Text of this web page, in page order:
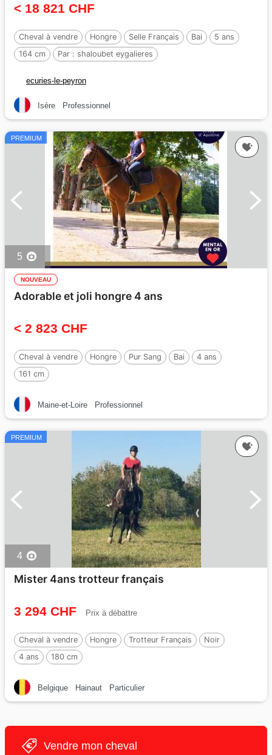
< 18 821 CHF
Cheval à vendre Hongre Selle Français Bai
5 ans
164 cm
Par : shaloubet eygalieres
ecuries-le-peyron
Isère Professionnel
PREMIUM
5
NOUVEAU
Adorable et joli hongre 4 ans
< 2 823 CHF
Cheval à vendre Hongre Pur Sang Bai
4 ans
161 cm
Maine-et-Loire Professionnel
PREMIUM
4
Mister 4ans trotteur français
3 294 CHF Prix à débattre
Cheval à vendre Hongre Trotteur Français
Noir
4 ans
180 cm
Belgique Hainaut Particulier
Vendre mon cheval